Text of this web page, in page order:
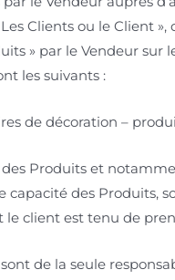
Clients ou le Client
» par le Vendeur sur
les suivants :
de décoration –
Produits et
des Produits,
le client est tenu de
de la seule